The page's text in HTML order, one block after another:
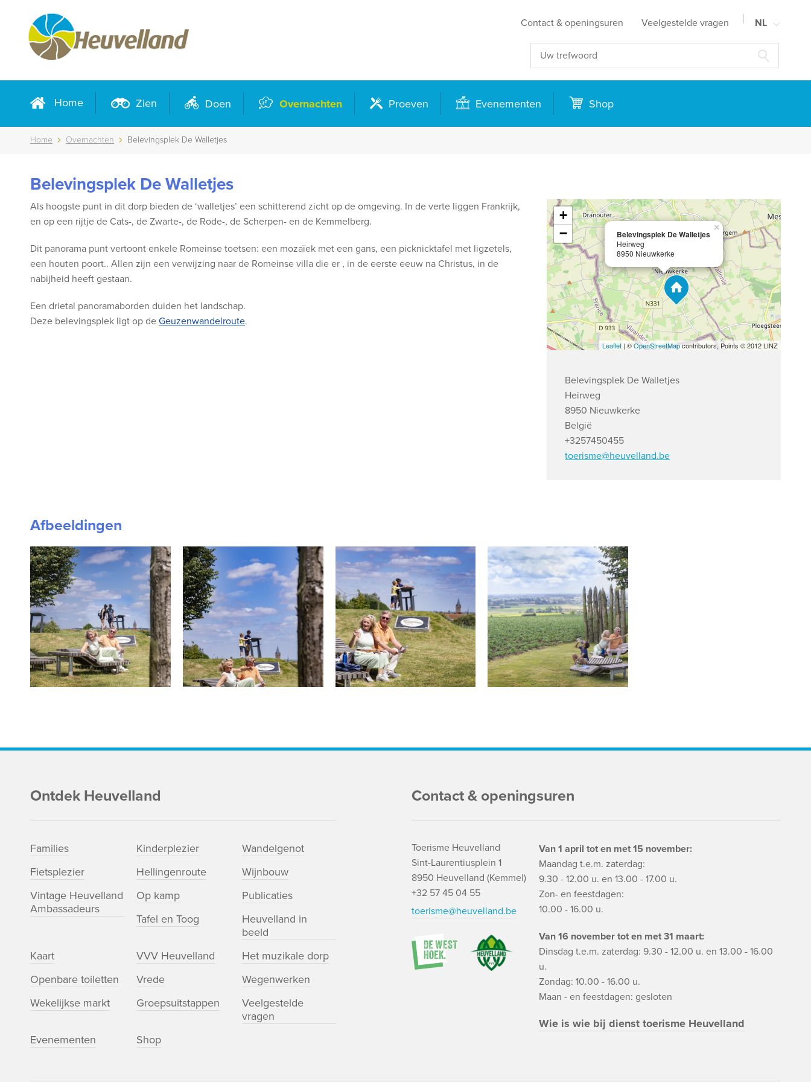
Contact & openingsuren Veelgestelde vragen NL
FR
Home Zien Doen Overnachten Proeven Evenementen Shop
Home Overnachten Belevingsplek De Walletjes
Belevingsplek De Walletjes
Als hoogste punt in dit dorp bieden de ‘walletjes’ een schitterend zicht op de omgeving. In de verte liggen Frankrijk,
en op een rijtje de Cats-, de Zwarte-, de Rode-, de Scherpen- en de Kemmelberg.
Dit panorama punt vertoont enkele Romeinse toetsen: een mozaïek met een gans, een picknicktafel met ligzetels,
een houten poort.. Allen zijn een verwijzing naar de Romeinse villa die er , in de eerste eeuw na Christus, in de
nabijheid heeft gestaan.
Een drietal panoramaborden duiden het landschap.
Deze belevingsplek ligt op de Geuzenwandelroute.
Belevingsplek De Walletjes
Heirweg
8950 Nieuwkerke
×
+
−
Leaflet | ©OpenStreetMapcontributors, Points © 2012 LINZ
Belevingsplek De Walletjes
Heirweg
8950 Nieuwkerke
België
+3257450455
toerisme@heuvelland.be
Afbeeldingen
Ontdek Heuvelland
Families Kinderplezier
Wandelgenot
Fietsplezier
Hellingenroute
Wijnbouw
Vintage Heuvelland
Ambassadeurs
Op kamp
Publicaties
Tafel en Toog
Heuvelland in
beeld
Kaart
VVV Heuvelland
Het muzikale dorp
Openbare toiletten
Vrede
Wegenwerken
Wekelijkse markt
Groepsuitstappen
Veelgestelde
vragen
Evenementen
Shop
Contact & openingsuren
Toerisme Heuvelland
Sint-Laurentiusplein 1
8950 Heuvelland (Kemmel)
+32 57 45 04 55
toerisme@heuvelland.be
Van 1 april tot en met 15 november:
Maandag t.e.m. zaterdag:
9.30 - 12.00 u. en 13.00 - 17.00 u.
Zon- en feestdagen:
10.00 - 16.00 u.
Van 16 november tot en met 31 maart:
Dinsdag t.e.m. zaterdag: 9.30 - 12.00 u. en 13.00 - 16.00
u.
Zondag: 10.00 - 16.00 u.
Maan - en feestdagen: gesloten
Wie is wie bij dienst toerisme Heuvelland